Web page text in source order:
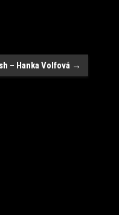
– Hanka Volfová →